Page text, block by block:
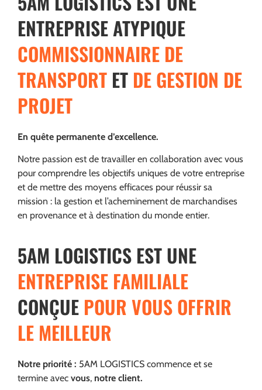
ENTREPRISE ATYPIQUE
COMMISSIONNAIRE DE
TRANSPORT ET DE GESTION DE
PROJET
En quête permanente d’excellence.
Notre passion est de travailler en collaboration avec vous
pour comprendre les objectifs uniques de votre entreprise
et de mettre des moyens efficaces pour réussir sa
mission : la gestion et l’acheminement de marchandises
en provenance et à destination du monde entier.
5AM LOGISTICS EST UNE
ENTREPRISE FAMILIALE
CONÇUE POUR VOUS OFFRIR
LE MEILLEUR
Notre priorité : 5AM LOGISTICS commence et se
termine avec vous, notre client.